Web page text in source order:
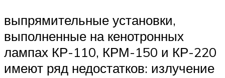
выпрямительные установки,
выполненные на кенотронных
лампах КР-110, КРМ-150 и КР-220
имеют ряд недостатков: излучение